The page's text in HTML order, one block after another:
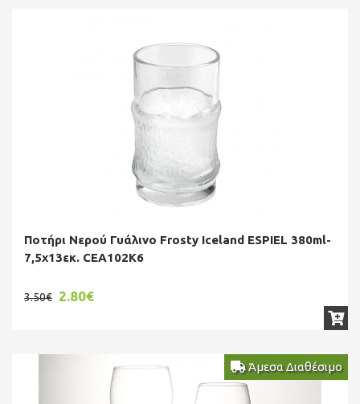
Ποτήρι Νερού Γυάλινο Frosty Iceland ESPIEL 380ml-
7,5x13εκ. CEA102K6
3.50€ 2.80€
Άμεσα Διαθέσιμο